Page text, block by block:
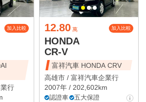
加入比較
行
12.80 萬 加入比較
HONDA
CR-V
富祥汽車 HONDA CRV
高雄市 / 富祥汽車企業行
2007年 / 202,602km
認證車
五大保證